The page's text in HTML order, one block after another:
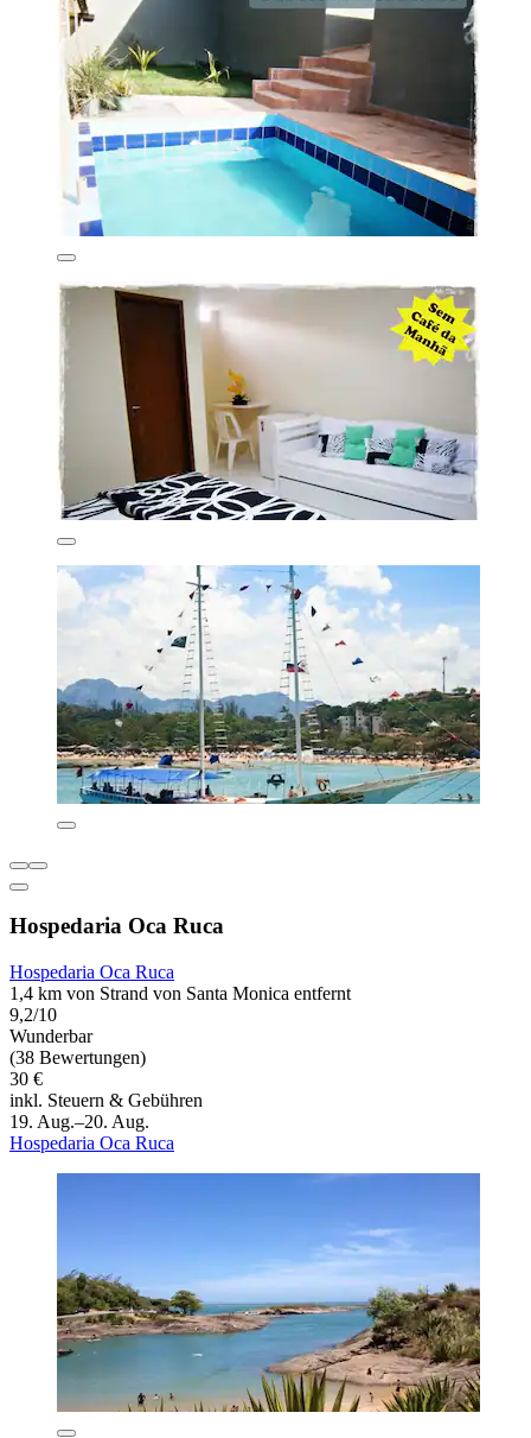
Hospedaria Oca Ruca
Hospedaria Oca Ruca
1,4 km von Strand von Santa Monica entfernt
9,2/10
Wunderbar
(38 Bewertungen)
30 €
inkl. Steuern & Gebühren
19. Aug.–20. Aug.
Hospedaria Oca Ruca